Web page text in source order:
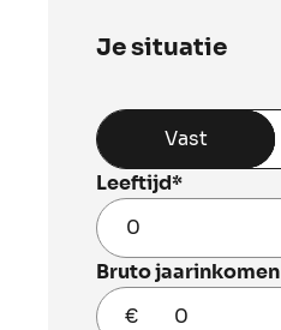
Je situatie
Vast
Je situatie
Leeftijd*
Bruto jaarinkomen
€